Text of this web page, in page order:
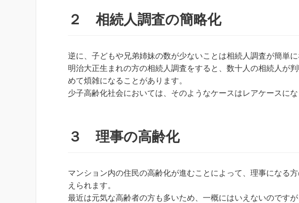
２ 相続人調査の簡略化
逆に、子どもや兄弟姉妹の数が少ないことは相続人調査が簡単
明治大正生まれの方の相続人調査をすると、数十人の相続人が
めて煩雑になることがあります。
少子高齢化社会においては、そのようなケースはレアケースにな
３ 理事の高齢化
マンション内の住民の高齢化が進むことによって、理事になる
えられます。
最近は元気な高齢者の方も多いため、一概にはいえないのです